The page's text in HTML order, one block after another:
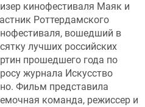
кинофестиваля Маяк и
Роттердамского
вошедший в
лучших российских
прошедшего года по
журнала Искусство
Фильм представила
команда, режиссер и